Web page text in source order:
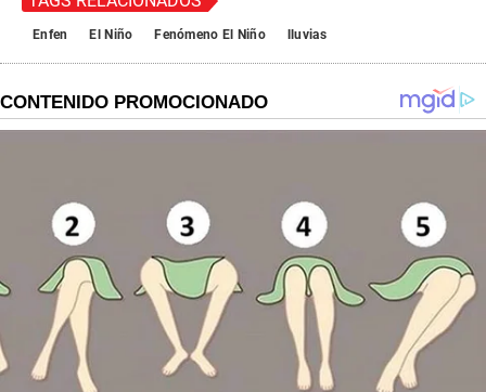
Enfen El Niño Fenómeno El Niño lluvias